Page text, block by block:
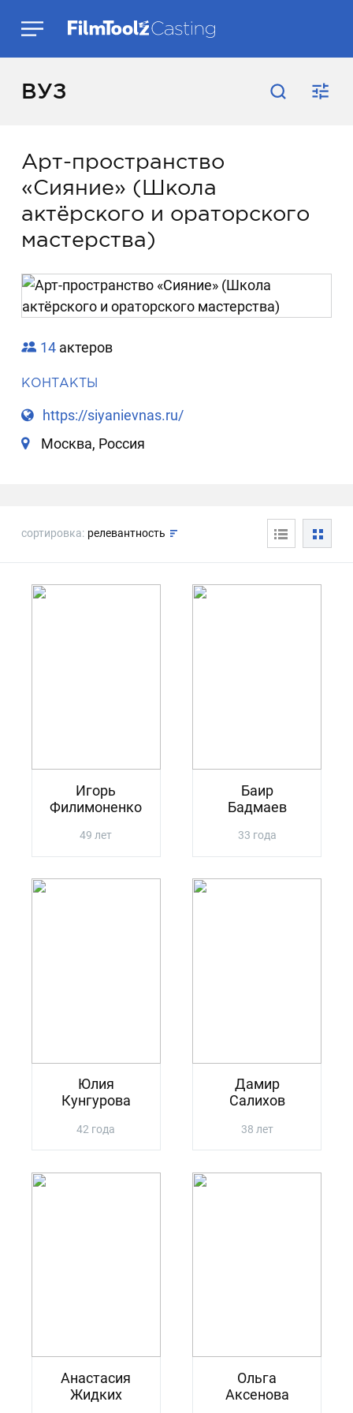
ВУЗ
Арт-пространство
«Сияние» (Школа
актёрского и ораторского
мастерства)
14 актеров
КОНТАКТЫ
https://siyanievnas.ru/
Москва, Россия
сортировка: релевантность
Игорь
Филимоненко
49 лет
Баир
Бадмаев
33 года
Юлия
Кунгурова
42 года
Дамир
Салихов
38 лет
Анастасия
Жидких
Ольга
Аксенова